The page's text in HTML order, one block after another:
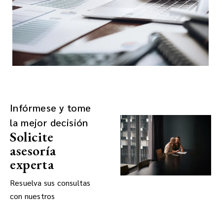
Infórmese y tome
la mejor decisión
Solicite
asesoría
experta
Resuelva sus consultas
con nuestros